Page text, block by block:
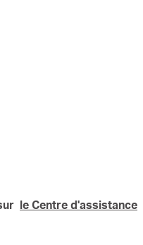
le Centre d'assistance